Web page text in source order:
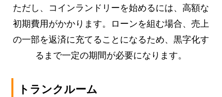
ただし、コインランドリーを始めるには、高額な
初期費用がかかります。ローンを組む場合、売上
の一部を返済に充てることになるため、黒字化す
るまで一定の期間が必要になります。
トランクルーム